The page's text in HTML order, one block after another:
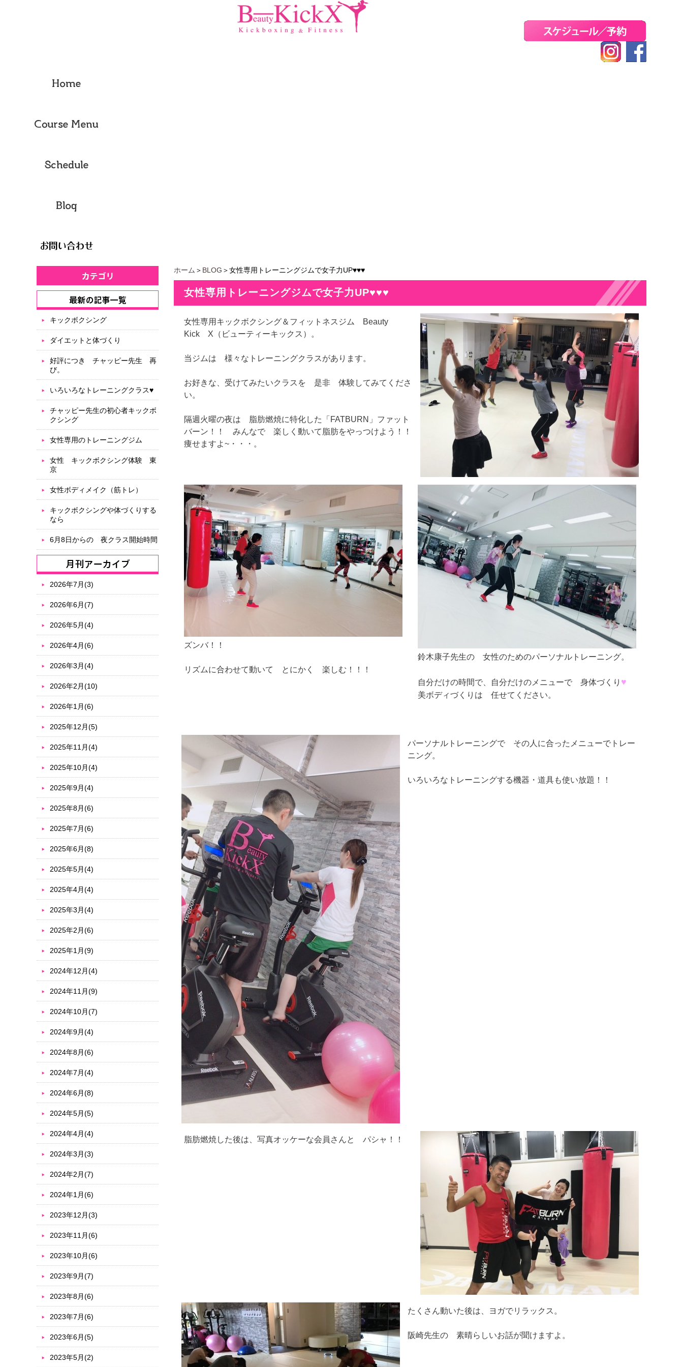
ホーム ＞ BLOG ＞女性専用トレーニングジムで女子力UP♥♥♥
女性専用トレーニングジムで女子力UP♥♥♥
女性専用キックボクシング＆フィットネスジム Beauty
Kick X（ビューティーキックス）。
当ジムは 様々なトレーニングクラスがあります。
お好きな、受けてみたいクラスを 是非 体験してみてくださ
い。
隔週火曜の夜は 脂肪燃焼に特化した「FATBURN」ファット
バーン！！ みんなで 楽しく動いて脂肪をやっつけよう！！
痩せますよ~・・・。
ズンバ！！
リズムに合わせて動いて とにかく 楽しむ！！！
鈴木康子先生の 女性のためのパーソナルトレーニング。
自分だけの時間で、自分だけのメニューで 身体づくり ♥
美ボディづくりは 任せてください。
パーソナルトレーニングで その人に合ったメニューでトレー
ニング。
いろいろなトレーニングする機器・道具も使い放題！！
脂肪燃焼した後は、写真オッケーな会員さんと パシャ！！
たくさん動いた後は、ヨガでリラックス。
阪崎先生の 素晴らしいお話が聞けますよ。
キックボクシング
ダイエットと体づくり
好評につき チャッピー先生 再
び。
いろいろなトレーニングクラス♥
チャッピー先生の初心者キックボ
クシング
女性専用のトレーニングジム
女性 キックボクシング体験 東
京
女性ボディメイク（筋トレ）
キックボクシングや体づくりする
なら
6月8日からの 夜クラス開始時間
2026年7月(3)
2026年6月(7)
2026年5月(4)
2026年4月(6)
2026年3月(4)
2026年2月(10)
2026年1月(6)
2025年12月(5)
2025年11月(4)
2025年10月(4)
2025年9月(4)
2025年8月(6)
2025年7月(6)
2025年6月(8)
2025年5月(4)
2025年4月(4)
2025年3月(4)
2025年2月(6)
2025年1月(9)
2024年12月(4)
2024年11月(9)
2024年10月(7)
2024年9月(4)
2024年8月(6)
2024年7月(4)
2024年6月(8)
2024年5月(5)
2024年4月(4)
2024年3月(3)
2024年2月(7)
2024年1月(6)
2023年12月(3)
2023年11月(6)
2023年10月(6)
2023年9月(7)
2023年8月(6)
2023年7月(6)
2023年6月(5)
2023年5月(2)